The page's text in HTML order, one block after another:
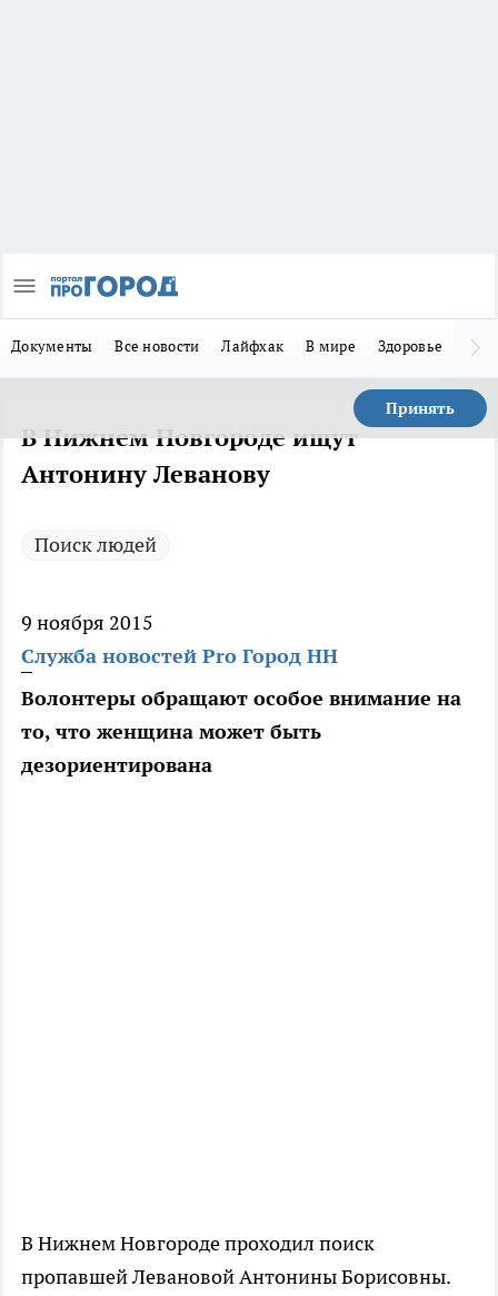
Документы Все новости Лайфхак В мире Здоровье
Принять
В Нижнем Новгороде ищут
Антонину Леванову
Поиск людей
9 ноября 2015
Служба новостей Pro Город НН
Волонтеры обращают особое внимание на
то, что женщина может быть
дезориентирована
В Нижнем Новгороде проходил поиск
пропавшей Левановой Антонины Борисовны.